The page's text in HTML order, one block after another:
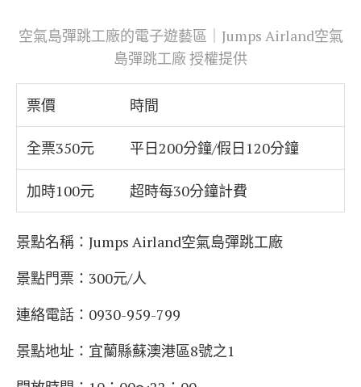
空氣島彈跳工廠的電子遊藝區｜Jumps Airland空氣
島彈跳工廠 授權提供
票價 時間
全票350元 平日200分鐘/假日120分鐘
加時100元 超時每30分鐘計費
景點名稱： Jumps Airland空氣島彈跳工廠
景點門票：300元/人
連絡電話：0930-959-799
景點地址：宜蘭縣蘇澳港區8號之1